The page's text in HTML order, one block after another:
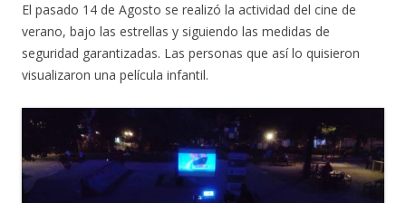
El pasado 14 de Agosto se realizó la actividad del cine de
verano, bajo las estrellas y siguiendo las medidas de
seguridad garantizadas. Las personas que así lo quisieron
visualizaron una película infantil.